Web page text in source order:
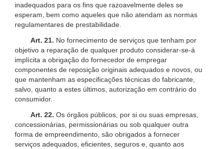
inadequados para os fins que razoavelmente deles se
esperam, bem como aqueles que não atendam as normas
regulamentares de prestabilidade.
Art. 21. No fornecimento de serviços que tenham por
objetivo a reparação de qualquer produto considerar-se-á
implícita a obrigação do fornecedor de empregar
componentes de reposição originais adequados e novos, ou
que mantenham as especificações técnicas do fabricante,
salvo, quanto a estes últimos, autorização em contrário do
consumidor.
Art. 22. Os órgãos públicos, por si ou suas empresas,
concessionárias, permissionárias ou sob qualquer outra
forma de empreendimento, são obrigados a fornecer
serviços adequados, eficientes, seguros e, quanto aos